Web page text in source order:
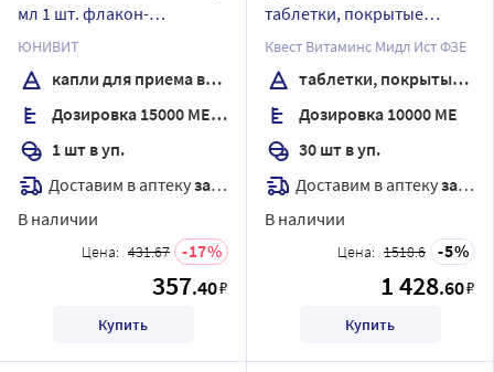
мл 1 шт. флакон-
капельница капли для
приема внутрь 20 мл
ЮНИВИТ
капли для приема внутрь
Дозировка 15000 МЕ/мл
1 шт в уп.
Доставим в аптекузавтра
В наличии
Цена: 431.67 17
357.40₽
Купить
таблетки, покрытые
пленочной оболочкой
Квест Витаминс Мидл Ист ФЗЕ
таблетки, покрытые пленочной оболочкой
Дозировка 10000 МЕ
30 шт в уп.
Доставим в аптекузавтра
В наличии
Цена: 1518.6 5
1 428.60₽
Купить